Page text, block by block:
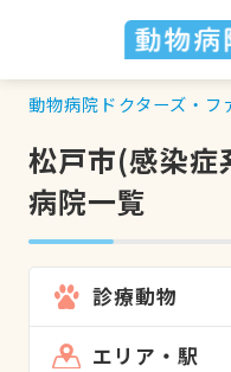
動物病院ドクターズ・フ
松戸市(感染症
病院一覧
診療動物
エリア・駅